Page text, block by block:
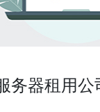
务器租用公